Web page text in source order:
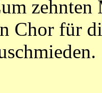
Chor für